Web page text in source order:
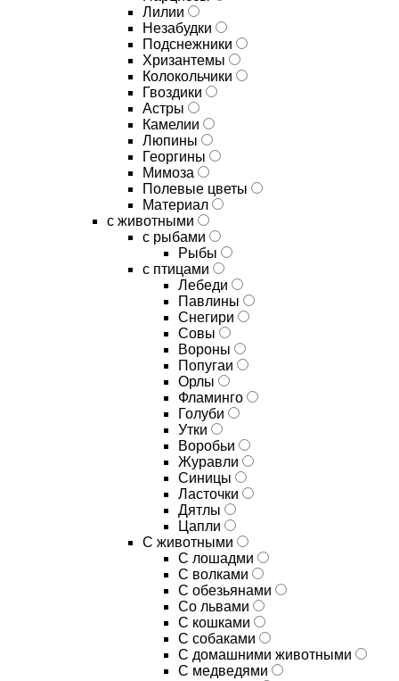
Лилии
Незабудки
Подснежники
Хризантемы
Колокольчики
Гвоздики
Астры
Камелии
Люпины
Георгины
Мимоза
Полевые цветы
Материал
с животными
с рыбами
Рыбы
с птицами
Лебеди
Павлины
Снегири
Совы
Вороны
Попугаи
Орлы
Фламинго
Голуби
Утки
Воробьи
Журавли
Синицы
Ласточки
Дятлы
Цапли
С животными
С лошадми
С волками
С обезьянами
Со львами
С кошками
С собаками
С домашними животными
С медведями